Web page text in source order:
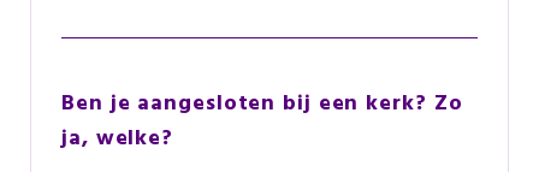
Ben je aangesloten bij een kerk? Zo
ja, welke?